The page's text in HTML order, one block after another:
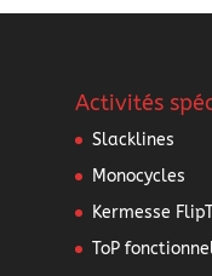
Activités
Slacklines
Monocycles
Kermesse
ToP